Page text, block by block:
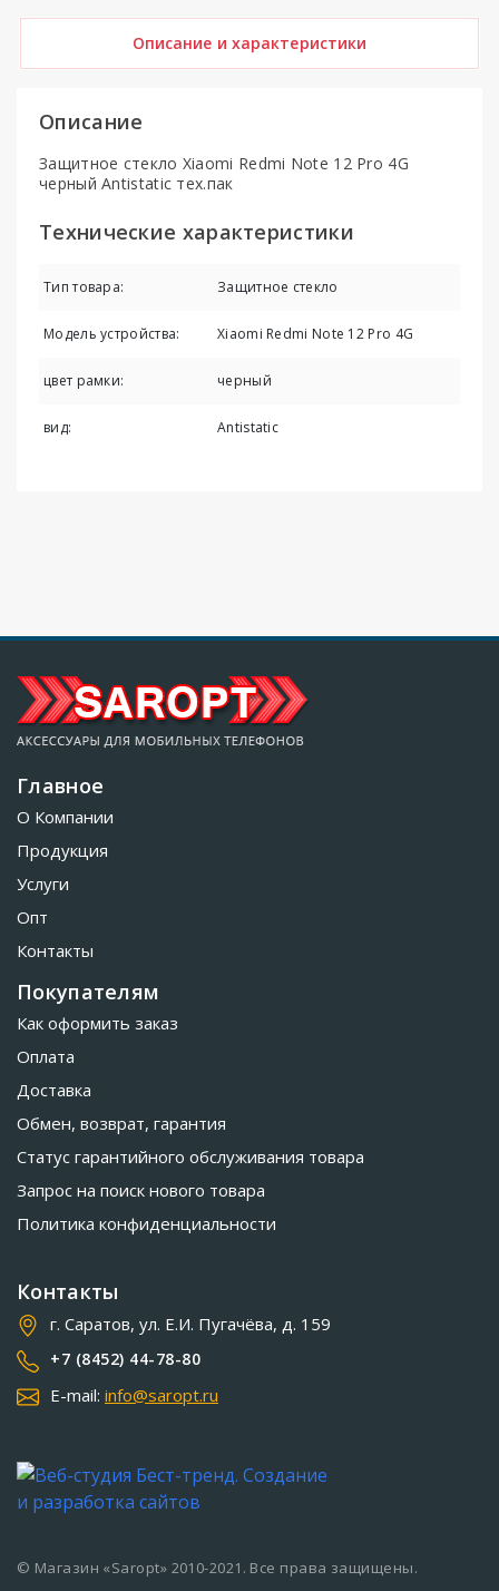
Описание и характеристики
Описание
Защитное стекло Xiaomi Redmi Note 12 Pro 4G
черный Antistatic тех.пак
Технические характеристики
Тип товара: Защитное стекло
Модель устройства: Xiaomi Redmi Note 12 Pro 4G
цвет рамки: черный
вид: Antistatic
Главное
О Компании
Продукция
Услуги
Опт
Контакты
Покупателям
Как оформить заказ
Оплата
Доставка
Обмен, возврат, гарантия
Статус гарантийного обслуживания товара
Запрос на поиск нового товара
Политика конфиденциальности
Контакты
г. Саратов, ул. Е.И. Пугачёва, д. 159
+7 (8452) 44-78-80
E-mail: info@saropt.ru
© Магазин «Saropt» 2010-2021. Все права защищены.